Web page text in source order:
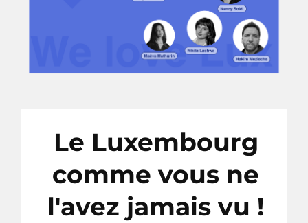
Le Luxembourg
comme vous ne
l'avez jamais vu !